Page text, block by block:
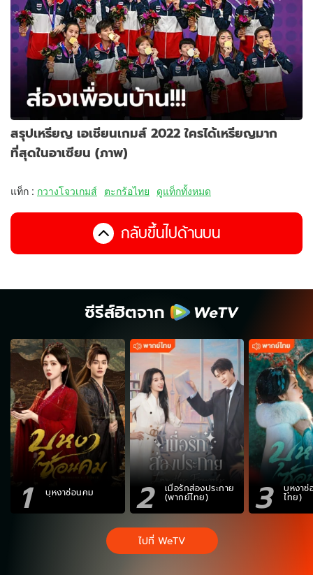
สรุปเหรียญ เอเชียนเกมส์ 2022 ใครได้เหรียญมาก
ที่สุดในอาเซียน (ภาพ)
แท็ก : กวางโจวเกมส์ ตะกร้อไทย ดูแท็กทั้งหมด
กลับขึ้นไปด้านบน
ซีรีส์ฮิตจาก
1 บุหงาซ่อนคม 2 เมื่อรักส่องประกาย
(พากย์ไทย) 3 บุหงา
ไทย)
ไปที่ WeTV